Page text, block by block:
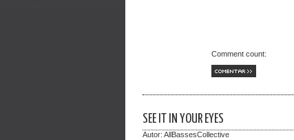
Comment count:
COMENTAR >>
SEE IT IN YOUR EYES
Autor: AllBassesCollective